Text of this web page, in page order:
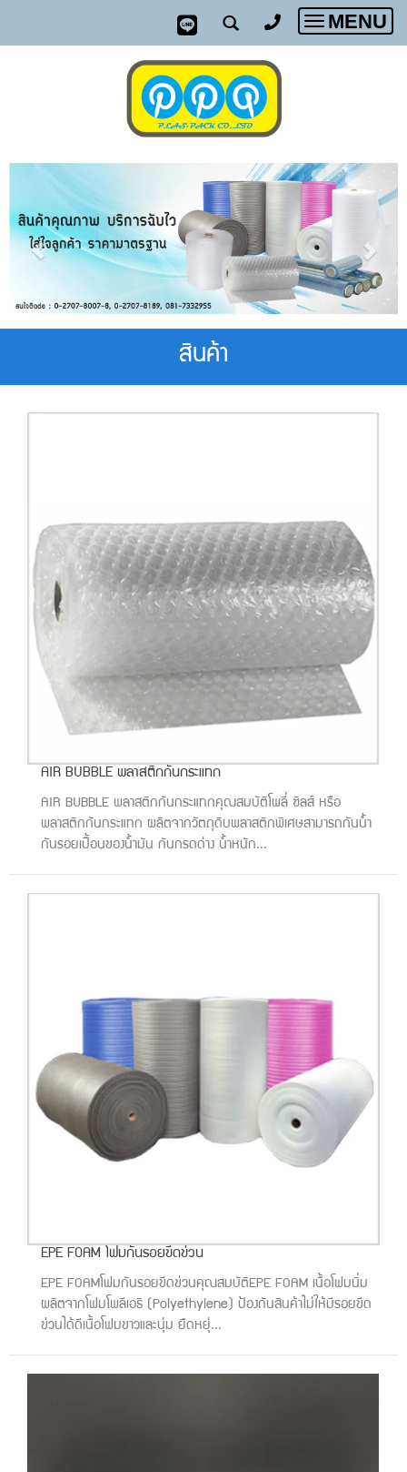
Toggle
MENU
สินค้า
AIR BUBBLE พลาสติกกันกระแทก
AIR BUBBLE พลาสติกกันกระแทกคุณสมบัติโพลี่ ซิลส์ หรือ
พลาสติกกันกระแทก ผลิตจากวัตถุดิบพลาสติกพิเศษสามารถกันน้ำ
กันรอยเปื้อนของน้ำมัน กันกรดด่าง น้ำหนัก...
EPE FOAM โฟมกันรอยขีดข่วน
EPE FOAMโฟมกันรอยขีดข่วนคุณสมบัติEPE FOAM เนื้อโฟมนิ่ม
ผลิตจากโฟมโพลีเอธิ (Polyethylene) ป้องกันสินค้าไม่ให้มีรอยขีด
ข่วนได้ดีเนื้อโฟมขาวและนุ่ม ยืดหยุ่...